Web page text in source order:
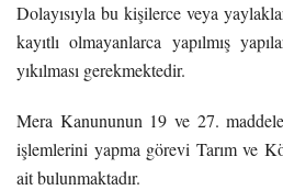
Dolayısıyla bu kişilerce veya
kayıtlı olmayanlarca yapılmış
yıkılması gerekmektedir.
Mera Kanununun 19 ve 27.
işlemlerini yapma görevi Tarım ve
ait bulunmaktadır.